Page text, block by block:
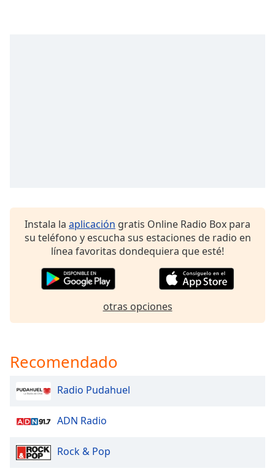
Close
End
dialog
Instala la aplicación gratis Online Radio Box para
su teléfono y escucha sus estaciones de radio en
línea favoritas dondequiera que esté!
otras opciones
Recomendado
Radio Pudahuel
ADN Radio
Rock & Pop